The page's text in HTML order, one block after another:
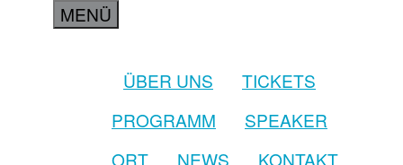
MENÜ
ÜBER UNS
TICKETS
PROGRAMM
SPEAKER
ORT
NEWS
KONTAKT